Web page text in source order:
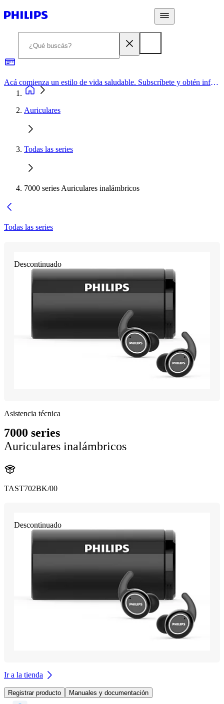
Acá comienza un estilo de vida saludable. Subscríbete y obtén información de primera mano
Auriculares
Todas las series
7000 series Auriculares inalámbricos
Todas las series
Descontinuado
Asistencia técnica
7000 series
Auriculares inalámbricos
TAST702BK/00
Descontinuado
Ir a la tienda
Registrar producto Manuales y documentación